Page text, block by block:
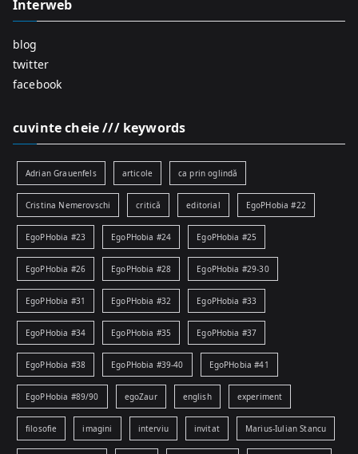
Interweb
blog
twitter
facebook
cuvinte cheie /// keywords
Adrian Grauenfels articole ca prin oglindă
Cristina Nemerovschi critică editorial EgoPHobia #22
EgoPHobia #23 EgoPHobia #24 EgoPHobia #25
EgoPHobia #26 EgoPHobia #28 EgoPHobia #29-30
EgoPHobia #31 EgoPHobia #32 EgoPHobia #33
EgoPHobia #34 EgoPHobia #35 EgoPHobia #37
EgoPHobia #38 EgoPHobia #39-40 EgoPHobia #41
EgoPHobia #89/90 egoZaur english experiment
filosofie imagini interviu invitat Marius-Iulian Stancu